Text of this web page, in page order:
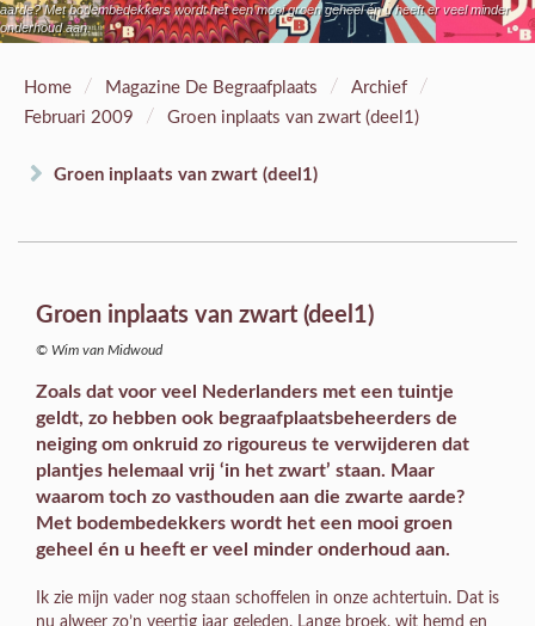
aarde? Met bodembedekkers wordt het een mooi groen geheel én u heeft er veel minder
onderhoud aan.
Home / Magazine De Begraafplaats / Archief /
Februari 2009 / Groen inplaats van zwart (deel1)
Groen inplaats van zwart (deel1)
Groen inplaats van zwart (deel1)
© Wim van Midwoud
Zoals dat voor veel Nederlanders met een tuintje
geldt, zo hebben ook begraafplaatsbeheerders de
neiging om onkruid zo rigoureus te verwijderen dat
plantjes helemaal vrij ‘in het zwart’ staan. Maar
waarom toch zo vasthouden aan die zwarte aarde?
Met bodembedekkers wordt het een mooi groen
geheel én u heeft er veel minder onderhoud aan.
Ik zie mijn vader nog staan schoffelen in onze achtertuin. Dat is
nu alweer zo’n veertig jaar geleden. Lange broek, wit hemd en